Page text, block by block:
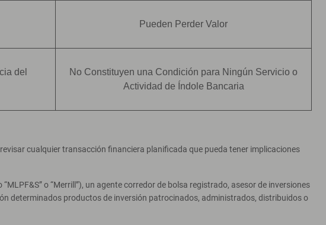
Pueden Perder Valor
del
No Constituyen una Condición para Ningún Servicio o
Actividad de Índole Bancaria
cualquier transacción financiera planificada que pueda tener implicaciones
o “Merrill”), un agente corredor de bolsa registrado, asesor de inversiones
determinados productos de inversión patrocinados, administrados, distribuidos o